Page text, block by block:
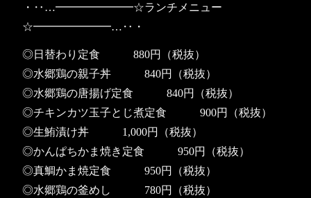
・‥…━━━━━━━☆ランチメニュー
☆━━━━━━━…‥・
◎日替わり定食 880円（税抜）
◎水郷鶏の親子丼 840円（税抜）
◎水郷鶏の唐揚げ定食 840円（税抜）
◎チキンカツ玉子とじ煮定食 900円（税抜）
◎生鮪漬け丼 1,000円（税抜）
◎かんぱちかま焼き定食 950円（税抜）
◎真鯛かま焼定食 950円（税抜）
◎水郷鶏の釜めし 780円（税抜）